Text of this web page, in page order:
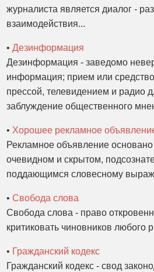
журналиста является диалог -
взаимодействия...
•Дезинформация
Дезинформация - заведомо
информация; прием или
прессой, телевидением и радио
заблуждение общественного
• Хорошее рекламное
Рекламное объявление
очевидном и скрытом,
поддающимся словесному
•Свобода слова
Свобода слова - право
критиковать чиновников любого
• Гражданский кодекс
Гражданский кодекс - свод